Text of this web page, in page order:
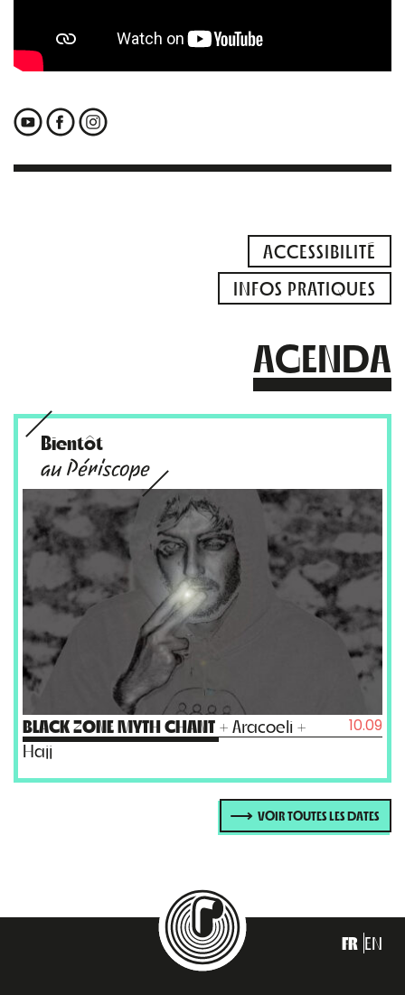
ACCESSIBILITÉ
INFOS PRATIQUES
AGENDA
Bientôt
au Périscope
BLACK ZONE MYTH CHANT + Aracoeli +
Hajj
10.09
VOIR TOUTES LES DATES
FR EN